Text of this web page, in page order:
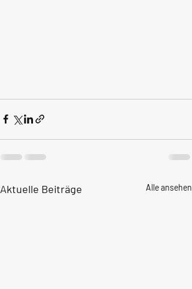
Aktuelle Beiträge Alle ansehen